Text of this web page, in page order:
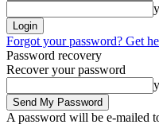
Forgot your password? Get
Password recovery
Recover your password
A password will be e-mailed